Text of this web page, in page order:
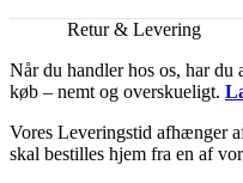
Retur & Levering
Når du handler hos os, har du
køb – nemt og overskueligt.
Vores Leveringstid afhænger
skal bestilles hjem fra en af